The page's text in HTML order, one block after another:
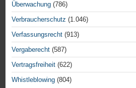
Überwachung (786)
Verbraucherschutz (1.046)
Verfassungsrecht (913)
Vergaberecht (587)
Vertragsfreiheit (622)
Whistleblowing (804)